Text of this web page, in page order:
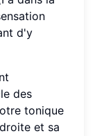
d'y
des
tonique
et sa